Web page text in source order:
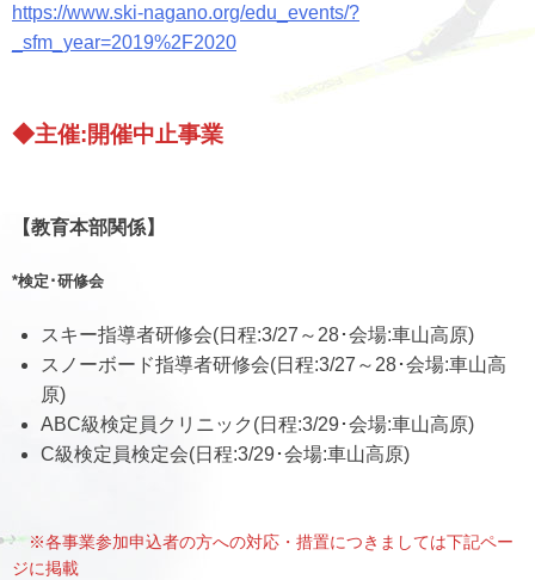
https://www.ski-nagano.org/edu_events/?
_sfm_year=2019%2F2020
◆主催:開催中止事業
【教育本部関係】
*検定･研修会
スキー指導者研修会(日程:3/27～28･会場:車山高原)
スノーボード指導者研修会(日程:3/27～28･会場:車山高
原)
ABC級検定員クリニック(日程:3/29･会場:車山高原)
C級検定員検定会(日程:3/29･会場:車山高原)
※各事業参加申込者の方への対応・措置につきましては下記ペー
ジに掲載